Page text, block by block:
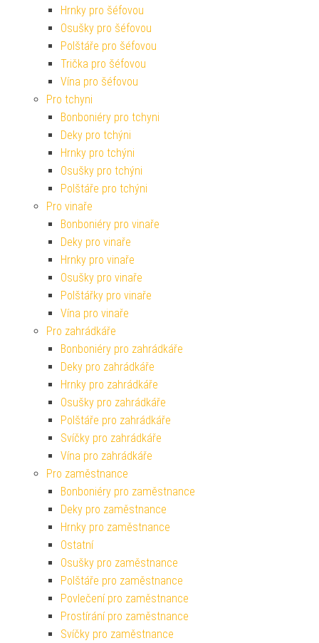
Hrnky pro šéfovou
Osušky pro šéfovou
Polštáře pro šéfovou
Trička pro šéfovou
Vína pro šéfovou
Pro tchyni
Bonboniéry pro tchyni
Deky pro tchýni
Hrnky pro tchýni
Osušky pro tchýni
Polštáře pro tchýni
Pro vinaře
Bonboniéry pro vinaře
Deky pro vinaře
Hrnky pro vinaře
Osušky pro vinaře
Polštářky pro vinaře
Vína pro vinaře
Pro zahrádkáře
Bonboniéry pro zahrádkáře
Deky pro zahrádkáře
Hrnky pro zahrádkáře
Osušky pro zahrádkáře
Polštáře pro zahrádkáře
Svíčky pro zahrádkáře
Vína pro zahrádkáře
Pro zaměstnance
Bonboniéry pro zaměstnance
Deky pro zaměstnance
Hrnky pro zaměstnance
Ostatní
Osušky pro zaměstnance
Polštáře pro zaměstnance
Povlečení pro zaměstnance
Prostírání pro zaměstnance
Svíčky pro zaměstnance